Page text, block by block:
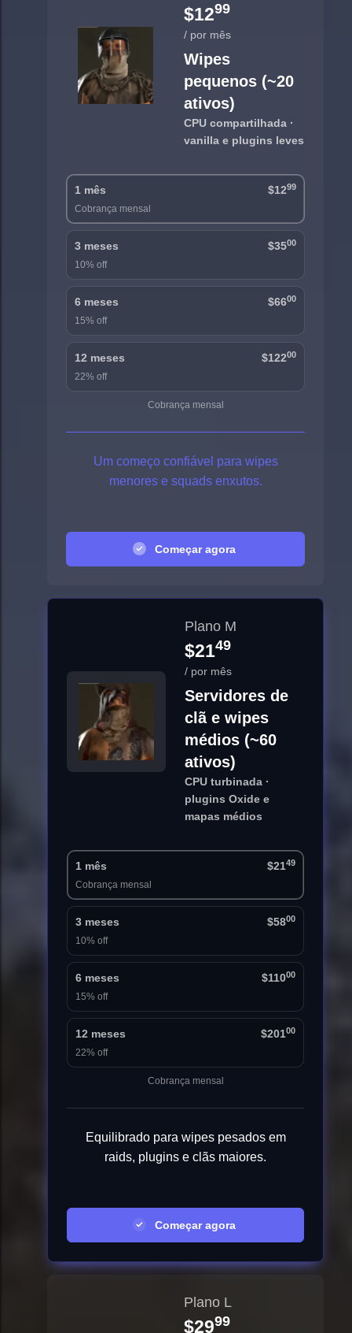
$1299
/ por mês
Wipes
pequenos (~20
ativos)
CPU compartilhada ·
vanilla e plugins leves
1 mês $1299
Cobrança mensal
3 meses $3500
10% off
6 meses $6600
15% off
12 meses $12200
22% off
Cobrança mensal
Um começo confiável para wipes
menores e squads enxutos.
Começar agora
Plano M
$2149
/ por mês
Servidores de
clã e wipes
médios (~60
ativos)
CPU turbinada ·
plugins Oxide e
mapas médios
1 mês $2149
Cobrança mensal
3 meses $5800
10% off
6 meses $11000
15% off
12 meses $20100
22% off
Cobrança mensal
Equilibrado para wipes pesados em
raids, plugins e clãs maiores.
Começar agora
Plano L
$2999